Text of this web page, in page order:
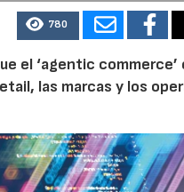
780
el ‘agentic commerce’
las marcas y los